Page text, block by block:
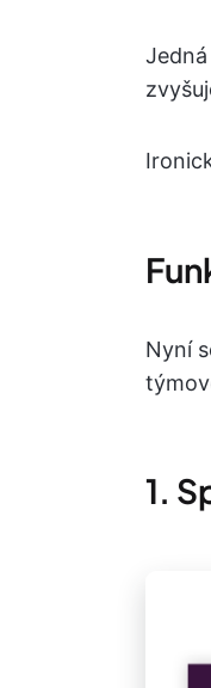
Nyní
1.